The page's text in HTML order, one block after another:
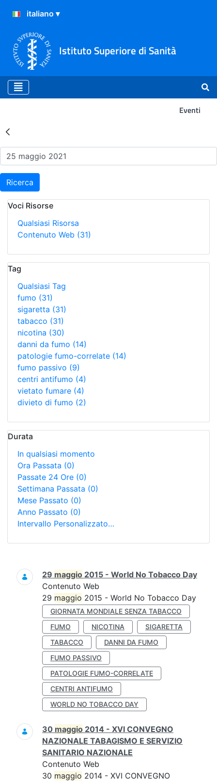
Istituto Superiore di Sanità
Eventi
Risultati della Ricerca -
Ricerca
Voci Risorse
Qualsiasi Risorsa
Contenuto Web (31)
Tag
Qualsiasi Tag
fumo (31)
sigaretta (31)
tabacco (31)
nicotina (30)
danni da fumo (14)
patologie fumo-correlate (14)
fumo passivo (9)
centri antifumo (4)
vietato fumare (4)
divieto di fumo (2)
Durata
In qualsiasi momento
Ora Passata (0)
Passate 24 Ore (0)
Settimana Passata (0)
Mese Passato (0)
Anno Passato (0)
Intervallo Personalizzato…
Ricerca
29 maggio 2015 - World No Tobacco Day
Contenuto Web
29 maggio 2015 - World No Tobacco Day
GIORNATA MONDIALE SENZA TABACCO
FUMO
NICOTINA
SIGARETTA
TABACCO
DANNI DA FUMO
FUMO PASSIVO
PATOLOGIE FUMO-CORRELATE
CENTRI ANTIFUMO
WORLD NO TOBACCO DAY
30 maggio 2014 - XVI CONVEGNO
NAZIONALE TABAGISMO E SERVIZIO
SANITARIO NAZIONALE
Contenuto Web
30 maggio 2014 - XVI CONVEGNO